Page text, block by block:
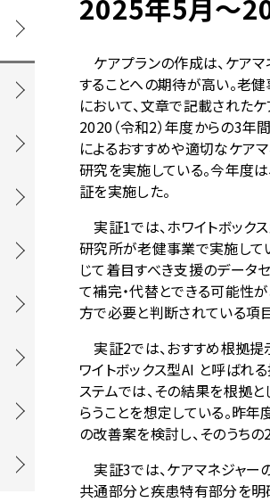
2025年5月～
ケアプランの作成は、ケア
することへの期待が高い。老健
において、文章で記載された
2020（令和2）年度からの3年
によるおすすめや適切なケア
研究を実施している。今年度は
証を実施した。
実証1では、ホワイトボック
研究所が老健事業で実施して
じて着目すべき支援のデータ
て補完・代替とできる可能性
方で必要と判断されている項
実証2では、おすすめ根拠
ワイトボックス型AI と呼ばれ
ステムでは、その結果を根拠
らうことを想定している。昨
の改善案を検討し、そのうちの
実証3では、ケアマネジャ
共通部分と疾患特有部分を明